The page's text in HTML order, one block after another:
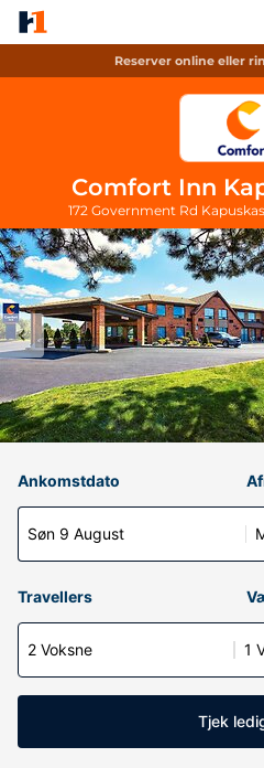
Reserver online eller
Comfort Inn
172 Government Rd
Ankomstdato
Søn 9 August
Travellers
2 Voksne 1
Tjek